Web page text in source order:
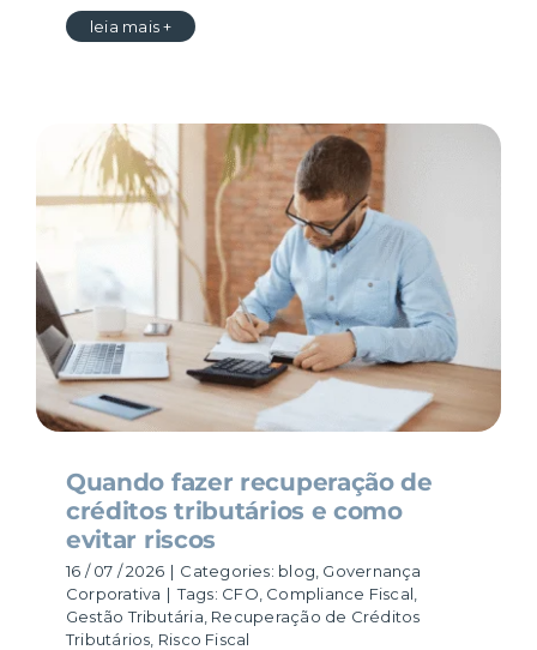
leia mais +
Quando fazer recuperação de
créditos tributários e como
evitar riscos
16 / 07 / 2026 | Categories: blog Governança
Corporativa | Tags: CFO Compliance Fiscal
Gestão Tributária Recuperação de Créditos
Tributários Risco Fiscal